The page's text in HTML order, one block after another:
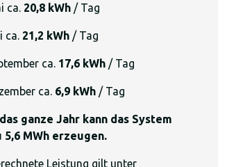
ca. 20,8 kWh / Tag
ca. 21,2 kWh / Tag
ca. 17,6 kWh / Tag
ca. 6,9 kWh / Tag
ganze Jahr kann das System
5,6 MWh erzeugen.
Leistung gilt unter